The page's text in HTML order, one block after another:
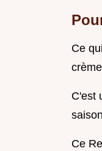
Ce
C'est
Ce